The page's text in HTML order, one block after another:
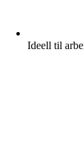
Ideell til